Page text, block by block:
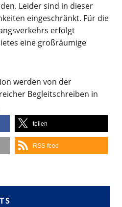
Leider sind in dieser
eingeschränkt. Für die
erfolgt
eine großräumige
werden von der
Begleitschreiben in
teilen
RSS-feed